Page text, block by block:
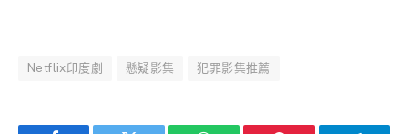
Netflix印度劇 懸疑影集 犯罪影集推薦